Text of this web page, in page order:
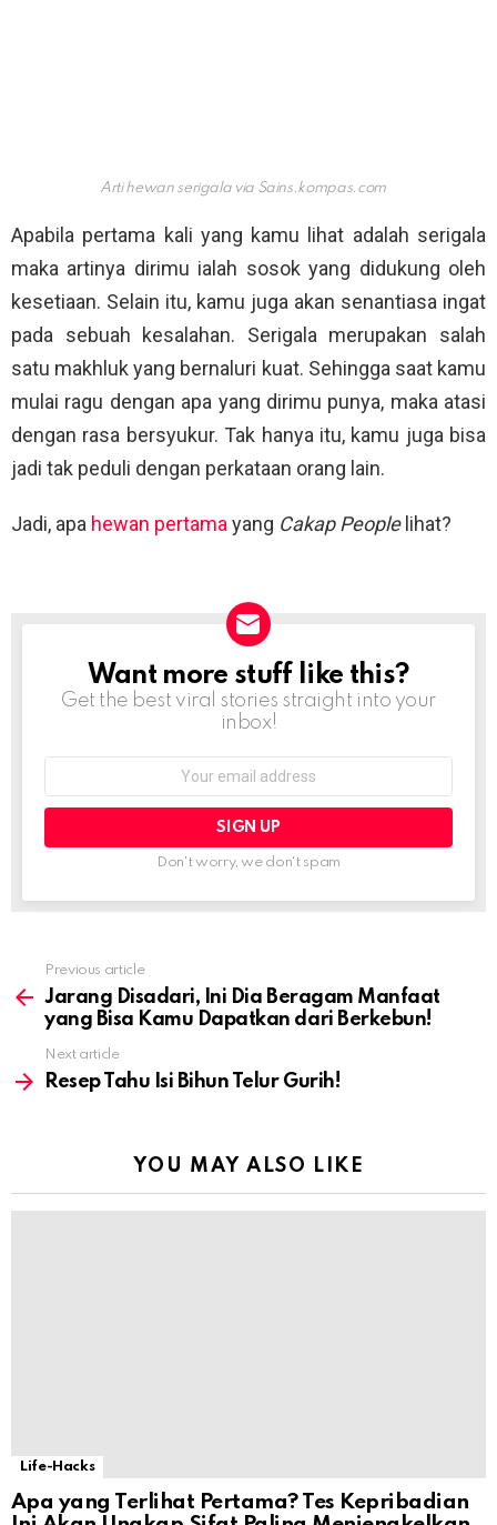
Arti hewan serigala via Sains.kompas.com
Apabila pertama kali yang kamu lihat adalah serigala
maka artinya dirimu ialah sosok yang didukung oleh
kesetiaan. Selain itu, kamu juga akan senantiasa ingat
pada sebuah kesalahan. Serigala merupakan salah
satu makhluk yang bernaluri kuat. Sehingga saat kamu
mulai ragu dengan apa yang dirimu punya, maka atasi
dengan rasa bersyukur. Tak hanya itu, kamu juga bisa
jadi tak peduli dengan perkataan orang lain.
Jadi, apa hewan pertamayang Cakap People lihat?
NEWSLETTER
Want more stuff like this?
Get the best viral stories straight into your
inbox!
Don't worry, we don't spam
more
Previous article
Jarang Disadari, Ini Dia Beragam Manfaat
yang Bisa Kamu Dapatkan dari Berkebun!
Next article
Resep Tahu Isi Bihun Telur Gurih!
YOU MAY ALSO LIKE
Life-Hacks
Apa yang Terlihat Pertama? Tes Kepribadian